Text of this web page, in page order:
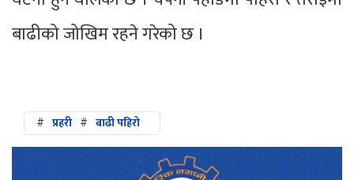
बाढीको जोखिम रहने गरेको छ ।
# प्रहरी # बाढी पहिरो